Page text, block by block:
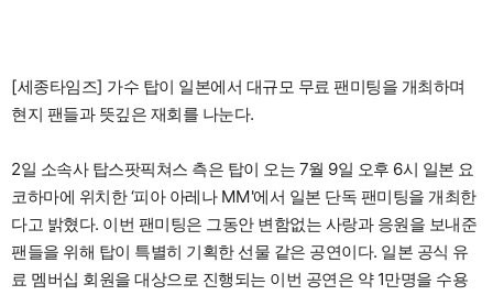
[세종타임즈] 가수 탑이 일본에서 대규모 무료 팬미팅을 개최하며
현지 팬들과 뜻깊은 재회를 나눈다.
2일 소속사 탑스팟픽쳐스 측은 탑이 오는 7월 9일 오후 6시 일본 요
코하마에 위치한 ‘피아 아레나 MM'에서 일본 단독 팬미팅을 개최한
다고 밝혔다. 이번 팬미팅은 그동안 변함없는 사랑과 응원을 보내준
팬들을 위해 탑이 특별히 기획한 선물 같은 공연이다. 일본 공식 유
료 멤버십 회원을 대상으로 진행되는 이번 공연은 약 1만명을 수용